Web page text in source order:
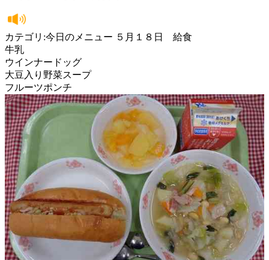
カテゴリ:今日のメニュー ５月１８日 給食
牛乳
ウインナードッグ
大豆入り野菜スープ
フルーツポンチ